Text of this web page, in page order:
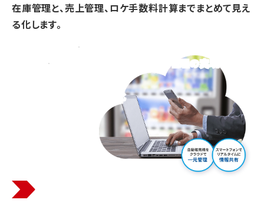
在庫管理と、売上管理、ロケ手数料計算までまとめて見え
る化します。
自動販売機・商品レベルでの販売管理の実現
倉庫・自動販売機の単品での在庫管理の実現
手数料明細書の電子化